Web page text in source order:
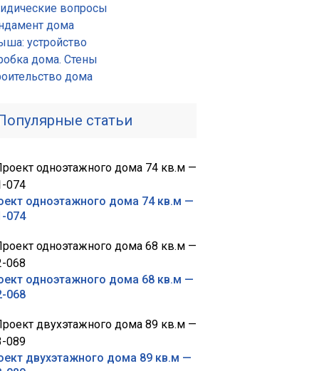
вопросы
дома
устройство
дома. Стены
дома
статьи
одноэтажного дома 74 кв.м —
074
одноэтажного дома 68 кв.м —
068
двухэтажного дома 89 кв.м —